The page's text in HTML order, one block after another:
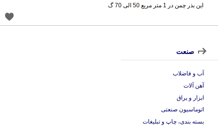
این بذر چمن در 1 متر مربع 50 الی 70 گ
صنعت
آب و فاضلاب
آهن آلات
ابزار و یراق
اتوماسیون صنعتی
بسته بندی، چاپ و تبلیغات